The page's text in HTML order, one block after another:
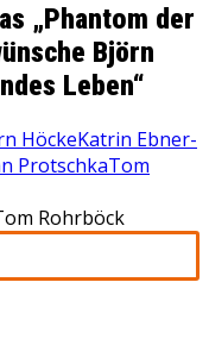
„Phantom der
Björn
Leben“
HöckeKatrin Ebner-
ProtschkaTom
Rohrböck